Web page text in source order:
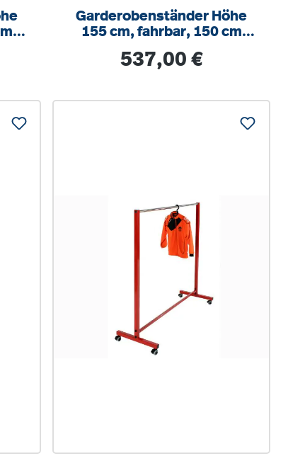
Garderobenständer Höhe
155 cm, fahrbar, 150 cm
Regulärer Preis:
537,00 €